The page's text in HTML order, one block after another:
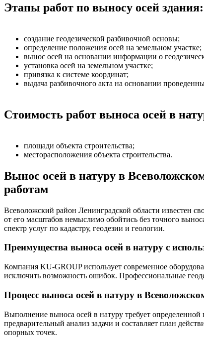
Этапы работ по выносу осей здания:
создание геодезической разбивочной основы;
определение положения осей на земельном участке;
вынос осей на основании информации о
установка осей на земельном участке;
привязка к системе координат;
выдача разбивочного акта на основании
Стоимость работ выноса осей в
площади объекта строительства;
месторасположения объекта строительства.
Вынос осей в натуру в
работам
Всеволожский район Ленинградской области известен
от его масштабов немыслимо обойтись без точного
спектр услуг по кадастру, геодезии и геологии.
Преимущества выноса осей в натуру с
Компания KU-GROUP использует современное
исключить возможность ошибок. Профессиональные
Процесс выноса осей в натуру в
Выполнение выноса осей в натуру требует
предварительный анализ задачи и составляет план
опорных точек.